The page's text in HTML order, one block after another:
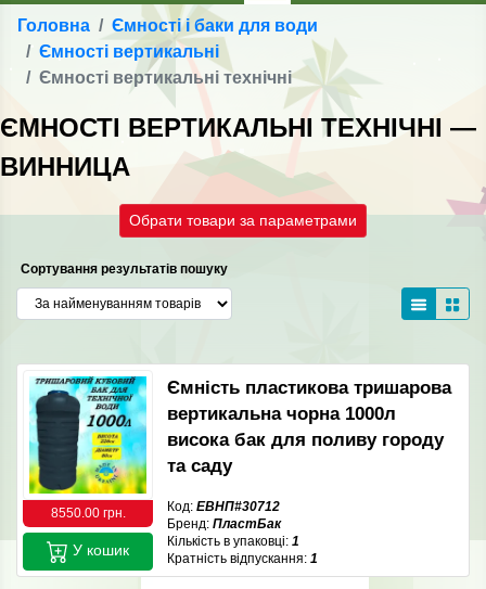
Головна
Ємності і баки для води
Ємності вертикальні
Ємності вертикальні технічні
ЄМНОСТІ ВЕРТИКАЛЬНІ ТЕХНІЧНІ —
ВИННИЦА
Обрати товари за параметрами
Сортування результатів пошуку
8550.00 грн.
Ємність пластикова тришарова
вертикальна чорна 1000л
висока бак для поливу городу
та саду
Код: ЕВНП#30712
Бренд: ПластБак
Кількість в упаковці: 1
Кратність відпускання: 1
У кошик